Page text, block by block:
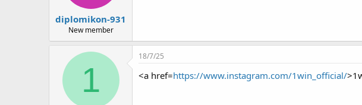
diplomikon-931
New member
1
18/7/25
<a href=https://www.instagram.com/1win_official/